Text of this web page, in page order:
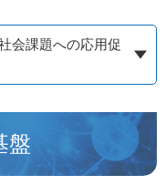
会課題への応用促
盤